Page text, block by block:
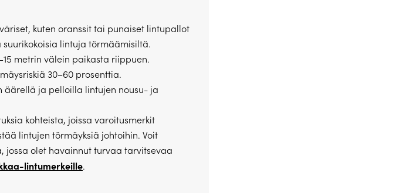
kuten oranssit tai punaiset lintupallot
lintuja törmäämisiltä.
metrin välein paikasta riippuen.
30–60 prosenttia.
äärellä ja pelloilla lintujen nousu- ja
kohteista, joissa varoitusmerkit
lintujen törmäyksiä johtoihin. Voit
jossa olet havainnut turvaa tarvitsevaa
lintumerkeille.